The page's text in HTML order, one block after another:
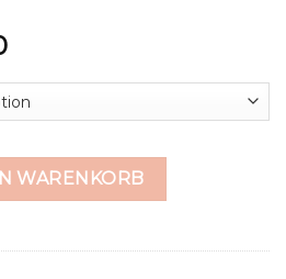
WARENKORB